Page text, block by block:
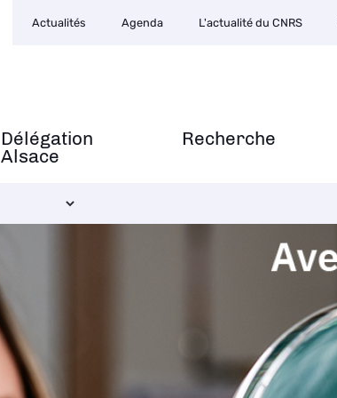
Navigation
Délégation
Alsace
Recherche
secondaire
Actualités Agenda L'actualité du CNRS